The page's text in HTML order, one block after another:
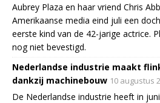
Aubrey Plaza en haar vriend Chris
Amerikaanse media eind juli een
eerste kind van de 42-jarige actrice.
nog niet bevestigd.
Nederlandse industrie maakt
dankzij machinebouw 10 augustus
De Nederlandse industrie heeft in